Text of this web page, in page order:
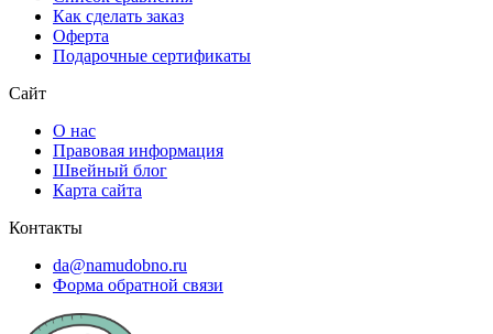
Как сделать заказ
Оферта
Подарочные сертификаты
Сайт
О нас
Правовая информация
Швейный блог
Карта сайта
Контакты
da@namudobno.ru
Форма обратной связи